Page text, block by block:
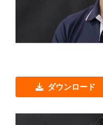
ダウンロード